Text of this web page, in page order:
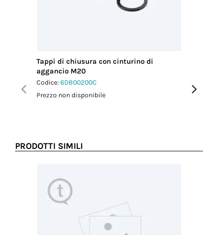
Tappi di chiusura con cinturino di
aggancio M20
Codice:6DB00200C
Prezzo non disponibile
Prezzo
PRODOTTI SIMILI